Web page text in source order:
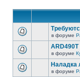
в форуме
ARD490T
в форуме
Наладка
в форуме